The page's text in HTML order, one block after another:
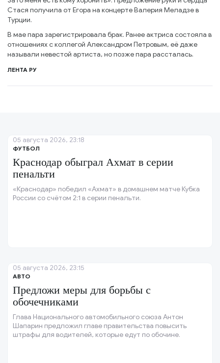
Стася получила от Егора на концерте Валерия Меладзе в
Турции.
В мае пара зарегистрировала брак. Ранее актриса состояла в
отношениях с коллегой Александром Петровым, её даже
называли невестой артиста, но позже пара рассталась.
ЛЕНТА РУ
ФУТБОЛ
Краснодар обыграл Ахмат в серии
пенальти
«Краснодар» победил «Ахмат» в домашнем матче Кубка
России со счётом 2:1 в серии пенальти.
05 августа 2026, 23:18
АВТО
Предложи меры для борьбы с
обочечниками
Глава Национального автомобильного союза Антон
Шапарин предложил главе правительства повысить
штрафы для водителей, которые едут по обочине.
05 августа 2026, 23:15